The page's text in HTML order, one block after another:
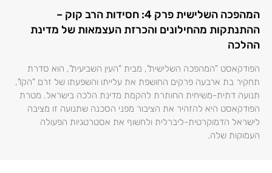
המהפכה השלישית פרק 4: חסידות הרב קוק –
ההתנתקות מהחילונים והכרזת העצמאות של מדינת
ההלכה
הפודקאסט "המהפכה השלישית", מבית "העין השביעית", הוא סדרת
תחקיר בת ארבעה פרקים החושפת את עלייתו והשפעתו של זרם "הקו",
תנועה דתית-משיחית החותרת להקמת מדינת הלכה בישראל. מטרת
הפודקאסט היא להזהיר את הציבור מפני הסכנה שתנועה זו מציבה
לישראל הדמוקרטית-ליברלית ולחשוף את אסטרטגיות הפעולה
העמוקות שלה.